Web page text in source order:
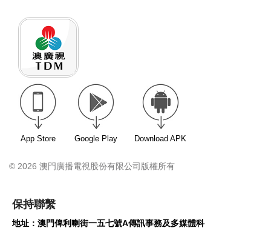
App Store Google Play Download APK
© 2026 澳門廣播電視股份有限公司版權所有
保持聯繫
地址：澳門俾利喇街一五七號A傳訊事務及多媒體科